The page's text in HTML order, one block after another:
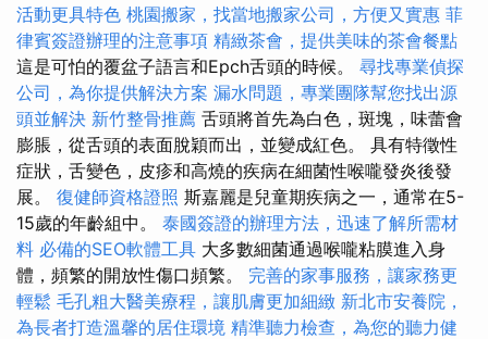
活動更具特色 桃園搬家，找當地搬家公司，方便又實惠 菲
律賓簽證辦理的注意事項 精緻茶會，提供美味的茶會餐點
這是可怕的覆盆子語言和Epch舌頭的時候。 尋找專業偵探
公司，為你提供解決方案 漏水問題，專業團隊幫您找出源
頭並解決 新竹整骨推薦 舌頭將首先為白色，斑塊，味蕾會
膨脹，從舌頭的表面脫穎而出，並變成紅色。 具有特徵性
症狀，舌變色，皮疹和高燒的疾病在細菌性喉嚨發炎後發
展。 復健師資格證照 斯嘉麗是兒童期疾病之一，通常在5-
15歲的年齡組中。 泰國簽證的辦理方法，迅速了解所需材
料 必備的SEO軟體工具 大多數細菌通過喉嚨粘膜進入身
體，頻繁的開放性傷口頻繁。 完善的家事服務，讓家務更
輕鬆 毛孔粗大醫美療程，讓肌膚更加細緻 新北市安養院，
為長者打造溫馨的居住環境 精準聽力檢查，為您的聽力健